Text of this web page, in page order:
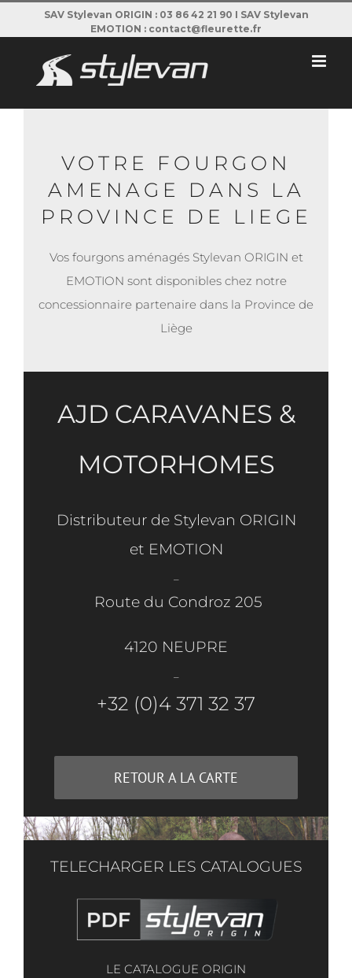
au
contenu
SAV Stylevan ORIGIN : 03 86 42 21 90 I SAV Stylevan
EMOTION : contact@fleurette.fr
VOTRE FOURGON
AMENAGE DANS LA
PROVINCE DE LIEGE
Vos fourgons aménagés Stylevan ORIGIN et
EMOTION sont disponibles chez notre
concessionnaire partenaire dans la Province de
Liège
AJD CARAVANES &
MOTORHOMES
Distributeur de Stylevan ORIGIN
et EMOTION
Route du Condroz 205
4120 NEUPRE
+32 (0)4 371 32 37
RETOUR A LA CARTE
TELECHARGER LES CATALOGUES
LE CATALOGUE ORIGIN